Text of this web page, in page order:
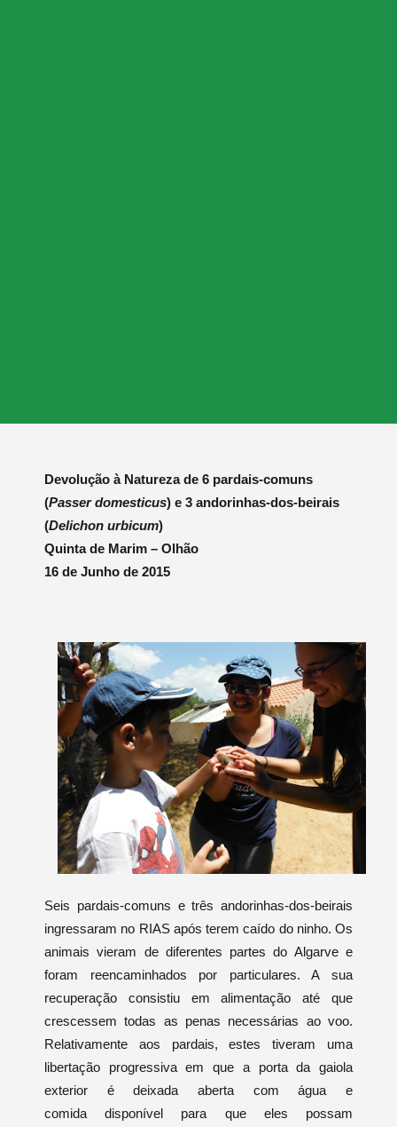
Devolução à Natureza de 6 pardais-comuns
(Passer domesticus) e 3 andorinhas-dos-beirais
(Delichon urbicum)
Quinta de Marim – Olhão
16 de Junho de 2015
Seis pardais-comuns e três andorinhas-dos-beirais
ingressaram no RIAS após terem caído do ninho. Os
animais vieram de diferentes partes do Algarve e
foram reencaminhados por particulares. A sua
recuperação consistiu em alimentação até que
crescessem todas as penas necessárias ao voo.
Relativamente aos pardais, estes tiveram uma
libertação progressiva em que a porta da gaiola
exterior é deixada aberta com água e
comida disponível para que eles possam